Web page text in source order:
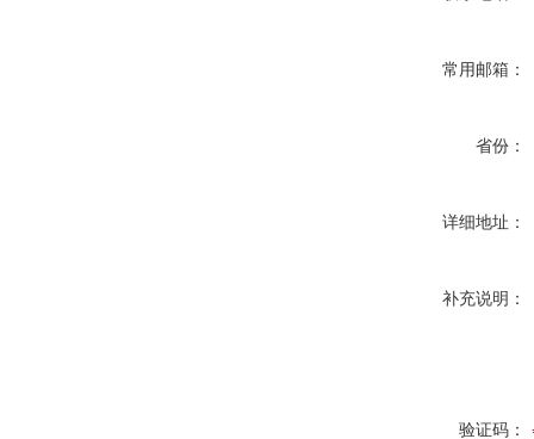
常用邮箱：
省份：
详细地址：
补充说明：
验证码：